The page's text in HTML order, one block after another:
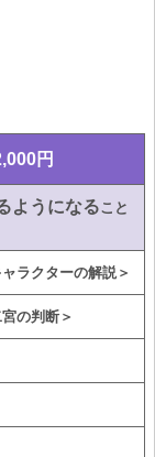
円
ようになること
ラクターの解説＞
の判断＞